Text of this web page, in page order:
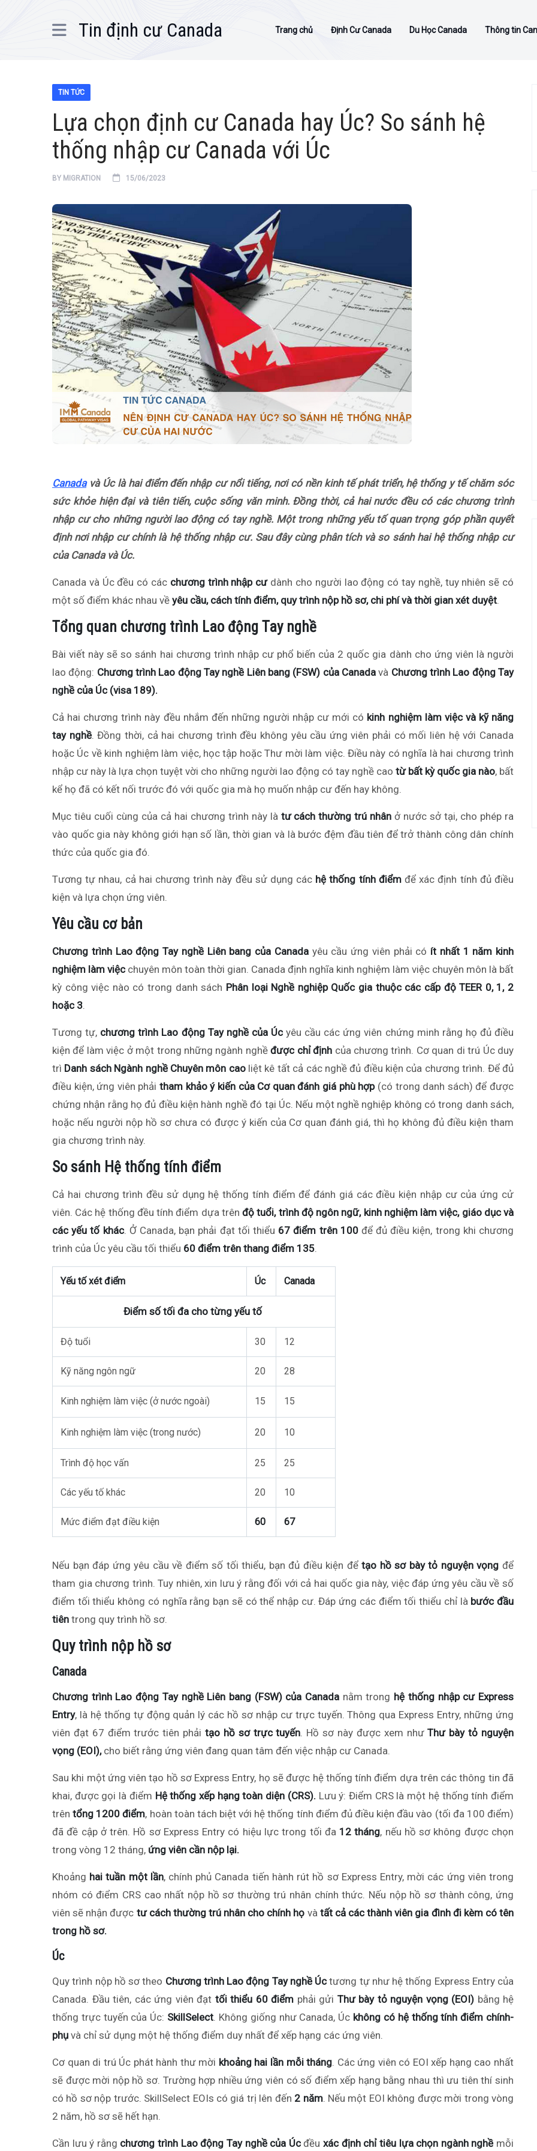
Tin định cư Canada Trang chủ Định Cư Canada Du Học Canada Thông tin
TIN TỨC
Lựa chọn định cư Canada hay Úc? So sánh hệ
thống nhập cư Canada với Úc
BY MIGRATION 15/06/2023
Canadavà Úc là hai điểm đến nhập cư nổi tiếng, nơi có nền kinh tế phát triển, hệ thống y tế chăm sóc
sức khỏe hiện đại và tiên tiến, cuộc sống văn minh. Đồng thời, cả hai nước đều có các chương trình
nhập cư cho những người lao động có tay nghề. Một trong những yếu tố quan trọng góp phần quyết
định nơi nhập cư chính là hệ thống nhập cư. Sau đây cùng phân tích và so sánh hai hệ thống nhập cư
của Canada và Úc.
Canada và Úc đều có các chương trình nhập cưdành cho người lao động có tay nghề, tuy nhiên sẽ có
một số điểm khác nhau về yêu cầu, cách tính điểm, quy trình nộp hồ sơ, chi phí và thời gian xét duyệt.
Tổng quan chương trình Lao động Tay nghề
Bài viết này sẽ so sánh hai chương trình nhập cư phổ biến của 2 quốc gia dành cho ứng viên là người
lao động: Chương trình Lao động Tay nghề Liên bang (FSW) của Canada và Chương trình Lao động Tay
nghề của Úc (visa 189).
Cả hai chương trình này đều nhắm đến những người nhập cư mới có kinh nghiệm làm việc và kỹ năng
tay nghề. Đồng thời, cả hai chương trình đều không yêu cầu ứng viên phải có mối liên hệ với Canada
hoặc Úc về kinh nghiệm làm việc, học tập hoặc Thư mời làm việc. Điều này có nghĩa là hai chương trình
nhập cư này là lựa chọn tuyệt vời cho những người lao động có tay nghề cao từ bất kỳ quốc gia nào, bất
kể họ đã có kết nối trước đó với quốc gia mà họ muốn nhập cư đến hay không.
Mục tiêu cuối cùng của cả hai chương trình này làtư cách thường trú nhân ở nước sở tại, cho phép ra
vào quốc gia này không giới hạn số lần, thời gian và là bước đệm đầu tiên để trở thành công dân chính
thức của quốc gia đó.
Tương tự nhau, cả hai chương trình này đều sử dụng các hệ thống tính điểmđể xác định tính đủ điều
kiện và lựa chọn ứng viên.
Yêu cầu cơ bản
Chương trình Lao động Tay nghề Liên bang của Canadayêu cầu ứng viên phải có ít nhất 1 năm kinh
nghiệm làm việcchuyên môn toàn thời gian. Canada định nghĩa kinh nghiệm làm việc chuyên môn là bất
kỳ công việc nào có trong danh sách Phân loại Nghề nghiệp Quốc gia thuộc các cấp độ TEER 0, 1, 2
hoặc 3.
Tương tự, chương trình Lao động Tay nghề của Úcyêu cầu các ứng viên chứng minh rằng họ đủ điều
kiện để làm việc ở một trong những ngành nghềđược chỉ định của chương trình. Cơ quan di trú Úc duy
trì Danh sách Ngành nghề Chuyên môn caoliệt kê tất cả các nghề đủ điều kiện của chương trình. Để đủ
điều kiện, ứng viên phảitham khảo ý kiến của Cơ quan đánh giá phù hợp(có trong danh sách) để được
chứng nhận rằng họ đủ điều kiện hành nghề đó tại Úc. Nếu một nghề nghiệp không có trong danh sách,
hoặc nếu người nộp hồ sơ chưa có được ý kiến của Cơ quan đánh giá, thì họ không đủ điều kiện tham
gia chương trình này.
So sánh Hệ thống tính điểm
Cả hai chương trình đều sử dụng hệ thống tính điểm để đánh giá các điều kiện nhập cư của ứng cử
viên. Các hệ thống đều tính điểm dựa trên độ tuổi, trình độ ngôn ngữ, kinh nghiệm làm việc, giáo dục và
các yếu tố khác. Ở Canada, bạn phải đạt tối thiểu 67 điểm trên 100để đủ điều kiện, trong khi chương
trình của Úc yêu cầu tối thiểu 60 điểm trên thang điểm 135.
Yếu tố xét điểm Úc Canada
Điểm số tối đa cho từng yếu tố
Độ tuổi 30 12
Kỹ năng ngôn ngữ 20 28
Kinh nghiệm làm việc (ở nước ngoài) 15 15
Kinh nghiệm làm việc (trong nước) 20 10
Trình độ học vấn 25 25
Các yếu tố khác 20 10
Mức điểm đạt điều kiện 60 67
Nếu bạn đáp ứng yêu cầu về điểm số tối thiểu, bạn đủ điều kiện đểtạo hồ sơ bày tỏ nguyện vọng để
tham gia chương trình. Tuy nhiên, xin lưu ý rằng đối với cả hai quốc gia này, việc đáp ứng yêu cầu về số
điểm tối thiểu không có nghĩa rằng bạn sẽ có thể nhập cư. Đáp ứng các điểm tối thiểu chỉ là bước đầu
tiên trong quy trình hồ sơ.
Quy trình nộp hồ sơ
Canada
Chương trình Lao động Tay nghề Liên bang (FSW) của Canada nằm trong hệ thống nhập cư Express
Entry, là hệ thống tự động quản lý các hồ sơ nhập cư trực tuyến. Thông qua Express Entry, những ứng
viên đạt 67 điểm trước tiên phải tạo hồ sơ trực tuyến. Hồ sơ này được xem nhưThư bày tỏ nguyện
vọng (EOI),cho biết rằng ứng viên đang quan tâm đến việc nhập cư Canada.
Sau khi một ứng viên tạo hồ sơ Express Entry, họ sẽ được hệ thống tính điểm dựa trên các thông tin đã
khai, được gọi là điểm Hệ thống xếp hạng toàn diện (CRS). Lưu ý: Điểm CRS là một hệ thống tính điểm
trên tổng 1200 điểm, hoàn toàn tách biệt với hệ thống tính điểm đủ điều kiện đầu vào (tối đa 100 điểm)
đã đề cập ở trên. Hồ sơ Express Entry có hiệu lực trong tối đa 12 tháng, nếu hồ sơ không được chọn
trong vòng 12 tháng, ứng viên cần nộp lại.
Khoảng hai tuần một lần, chính phủ Canada tiến hành rút hồ sơ Express Entry, mời các ứng viên trong
nhóm có điểm CRS cao nhất nộp hồ sơ thường trú nhân chính thức. Nếu nộp hồ sơ thành công, ứng
viên sẽ nhận được tư cách thường trú nhân cho chính họ vàtất cả các thành viên gia đình đi kèm có tên
trong hồ sơ.
Úc
Quy trình nộp hồ sơ theo Chương trình Lao động Tay nghề Úctương tự như hệ thống Express Entry của
Canada. Đầu tiên, các ứng viên đạt tối thiểu 60 điểm phải gửi Thư bày tỏ nguyện vọng (EOI) bằng hệ
thống trực tuyến của Úc: SkillSelect. Không giống như Canada, Úc không có hệ thống tính điểm chính-
phụ và chỉ sử dụng một hệ thống điểm duy nhất để xếp hạng các ứng viên.
Cơ quan di trú Úc phát hành thư mời khoảng hai lần mỗi tháng. Các ứng viên có EOI xếp hạng cao nhất
sẽ được mời nộp hồ sơ. Trường hợp nhiều ứng viên có số điểm xếp hạng bằng nhau thì ưu tiên thí sinh
có hồ sơ nộp trước. SkillSelect EOIs có giá trị lên đến 2 năm. Nếu một EOI không được mời trong vòng
2 năm, hồ sơ sẽ hết hạn.
Cần lưu ý rằng chương trình Lao động Tay nghề của Úcđềuxác định chỉ tiêu lựa chọn ngành nghề mỗi